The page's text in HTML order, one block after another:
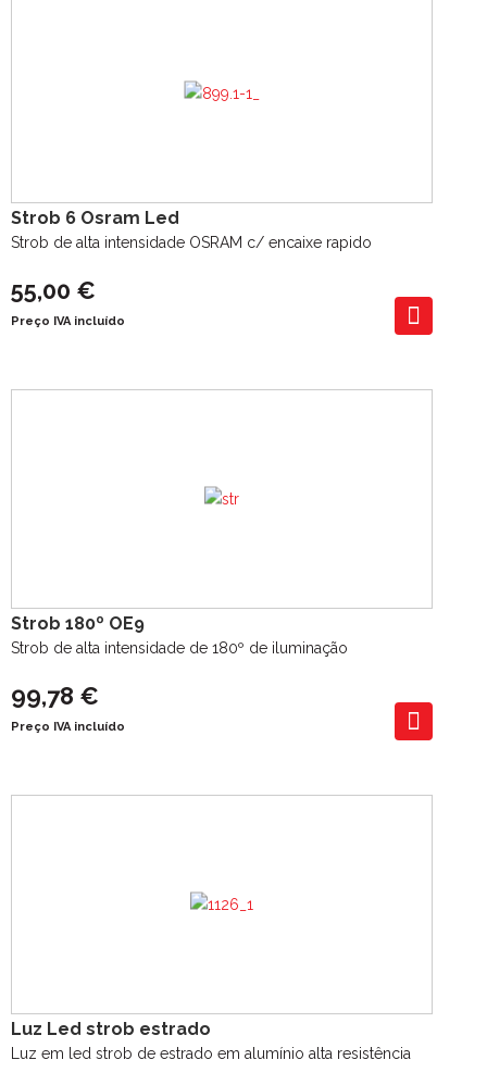
Strob 6 Osram Led
Strob de alta intensidade OSRAM c/ encaixe rapido
55,00 €
Preço IVA incluído
Strob 180º OE9
Strob de alta intensidade de 180º de iluminação
99,78 €
Preço IVA incluído
Luz Led strob estrado
Luz em led strob de estrado em alumínio alta resistência